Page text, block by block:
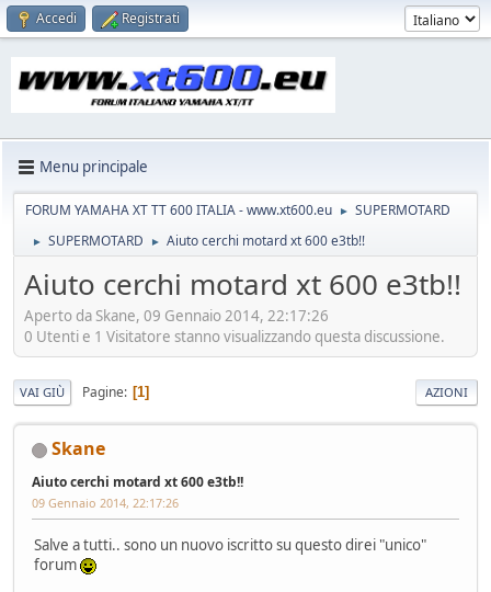
Accedi Registrati
Menu principale
FORUM YAMAHA XT TT 600 ITALIA - www.xt600.eu ► SUPERMOTARD
► SUPERMOTARD ► Aiuto cerchi motard xt 600 e3tb!!
Aiuto cerchi motard xt 600 e3tb!!
Aperto da Skane, 09 Gennaio 2014, 22:17:26
0 Utenti e 1 Visitatore stanno visualizzando questa discussione.
VAI GIÙ Pagine 1 AZIONI
Skane
Aiuto cerchi motard xt 600 e3tb!!
09 Gennaio 2014, 22:17:26
Salve a tutti.. sono un nuovo iscritto su questo direi "unico"
forum